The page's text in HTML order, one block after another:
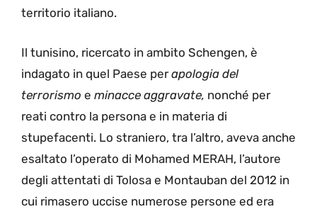
territorio italiano.
Il tunisino, ricercato in ambito Schengen, è
indagato in quel Paese perapologia del
terrorismo e minacce aggravate, nonché per
reati contro la persona e in materia di
stupefacenti. Lo straniero, tra l’altro, aveva anche
esaltato l’operato di Mohamed MERAH, l’autore
degli attentati di Tolosa e Montauban del 2012 in
cui rimasero uccise numerose persone ed era